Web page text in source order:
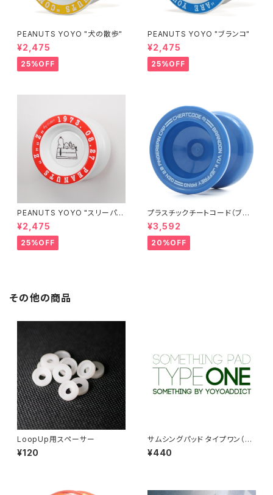
PEANUTS YOYO "犬の散歩"
¥2,475
25%OFF
PEANUTS YOYO "ブランコ"
¥2,475
25%OFF
PEANUTS YOYO "スリーパ
ー"
¥2,475
25%OFF
プラスチックチートコード（ブル
ー）
¥3,592
20%OFF
その他の商品
LoopUp用スペーサー
¥120
サムシングパッド タイプワン（2
枚 / 両面分）
¥440